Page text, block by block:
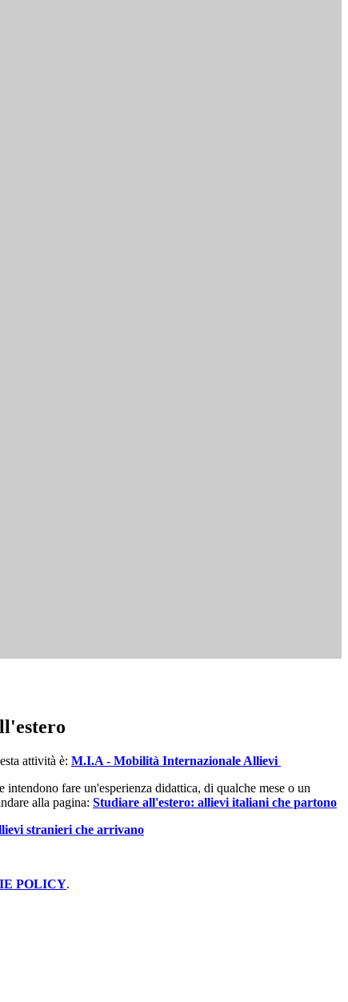
attività è: M.I.A - Mobilità Internazionale Allievi
intendono fare un'esperienza didattica, di qualche mese o un
alla pagina: Studiare all'estero: allievi italiani che partono
stranieri che arrivano
POLICY.